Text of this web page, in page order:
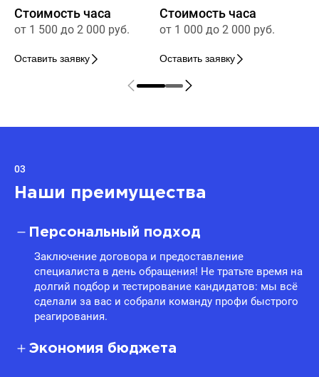
Стоимость часа
от 1 500 до 2 000 руб.
Оставить заявку
Стоимость часа
от 1 000 до 2 000 руб.
Оставить заявку
03
Наши преимущества
Персональный подход
Заключение договора и предоставление
специалиста в день обращения! Не тратьте время на
долгий подбор и тестирование кандидатов: мы всё
сделали за вас и собрали команду профи быстрого
реагирования.
Экономия бюджета